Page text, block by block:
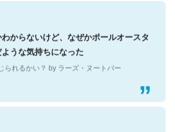
からないけど、なぜかポールオースタ
うな気持ちになった
られるかい？ by ラーズ・ヌートバー